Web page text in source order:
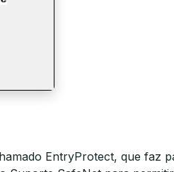
EntryProtect, que faz